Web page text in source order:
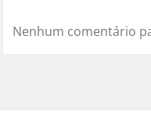
Nenhum comentário